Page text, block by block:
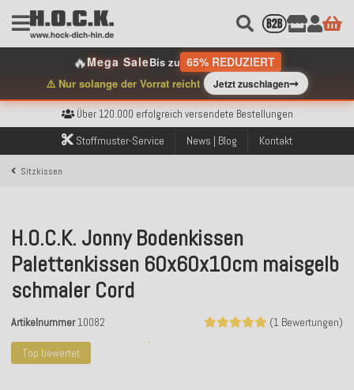
🔥Mega SaleBis zu 65% REDUZIERT
⚠️ Nur solange der Vorrat reicht Jetzt zuschlagen➞
Kostenloser Versand innerhalb Deutschlands ab 99€ Bestellwert
Über 120.000 erfolgreich versendete Bestellungen
Sicher bezahlen mit Klarna, PayPal & Amazon Pay
Kostenloser Versand innerhalb Deutschlands ab 99€ Bestellwert
Über 120.000 erfolgreich versendete Bestellungen
Sicher bezahlen mit Klarna, PayPal & Amazon Pay
Kostenloser Versand innerhalb Deutschlands ab 99€ Bestellwert
Stoffmuster-Service News | Blog Kontakt
Sitzkissen
Top bewertet
H.O.C.K. Jonny Bodenkissen
Palettenkissen 60x60x10cm maisgelb
schmaler Cord
(1 Bewertungen)
Artikelnummer10082